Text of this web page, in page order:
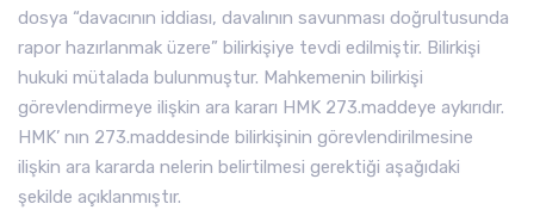
dosya “davacının iddiası, davalının savunması doğrultusunda
rapor hazırlanmak üzere” bilirkişiye tevdi edilmiştir. Bilirkişi
hukuki mütalada bulunmuştur. Mahkemenin bilirkişi
görevlendirmeye ilişkin ara kararı HMK 273.maddeye aykırıdır.
HMK’ nın 273.maddesinde bilirkişinin görevlendirilmesine
ilişkin ara kararda nelerin belirtilmesi gerektiği aşağıdaki
şekilde açıklanmıştır.